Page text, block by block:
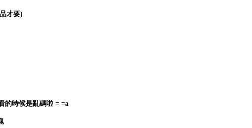
才要)
的時候是亂碼啦 = =a